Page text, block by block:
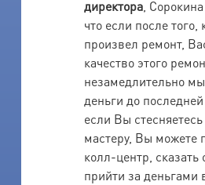
директора,
что если после того,
произвел ремонт,
качество этого
незамедлительно
деньги до
если Вы стесняетесь
мастеру, Вы можете
колл-центр, сказать
прийти за деньгами